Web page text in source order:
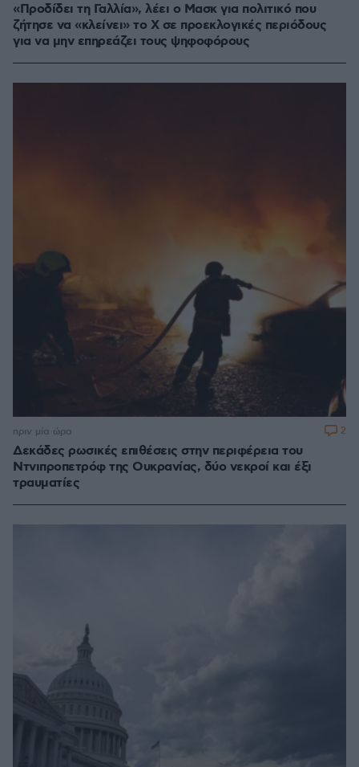
«Προδίδει τη Γαλλία», λέει ο Μασκ για πολιτικό που
ζήτησε να «κλείνει» το X σε προεκλογικές περιόδους
για να μην επηρεάζει τους ψηφοφόρους
Δεκάδες ρωσικές επιθέσεις στην περιφέρεια του
Ντνιπροπετρόφ της Ουκρανίας, δύο νεκροί και έξι
τραυματίες
πριν μία ώρα 2